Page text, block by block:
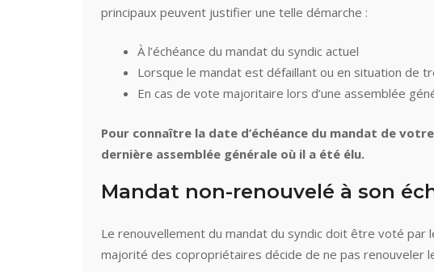
principaux peuvent justifier une telle démarche :
À l’échéance du mandat du syndic actuel
Lorsque le mandat est défaillant ou en situation de
En cas de vote majoritaire lors d’une assemblée
Pour connaître la date d’échéance du mandat de
dernière assemblée générale où il a été élu.
Mandat non-renouvelé à son
Le renouvellement du mandat du syndic doit être voté par
majorité des copropriétaires décide de ne pas renouveler